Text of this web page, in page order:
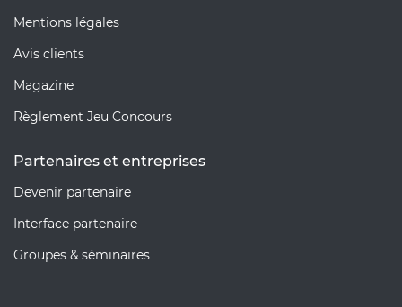
Mentions légales
Avis clients
Magazine
Règlement Jeu Concours
Partenaires et entreprises
Devenir partenaire
Interface partenaire
Groupes & séminaires